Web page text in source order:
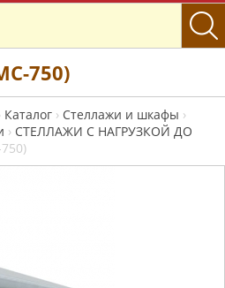
750)
Каталог › Стеллажи и шкафы ›
› СТЕЛЛАЖИ С НАГРУЗКОЙ ДО